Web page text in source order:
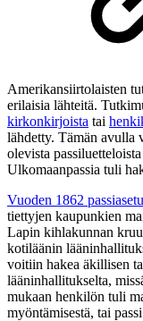
Amerikansiirtolaisten
erilaisia lähteitä.
kirkonkirjoista tai
lähdetty. Tämän avulla
olevista
Ulkomaanpassia tuli
Vuoden 1862
tiettyjen kaupunkien
Lapin kihlakunnan
kotiläänin
voitiin hakea äkillisen
lääninhallitukselta,
mukaan henkilön tuli
myöntämisestä, tai